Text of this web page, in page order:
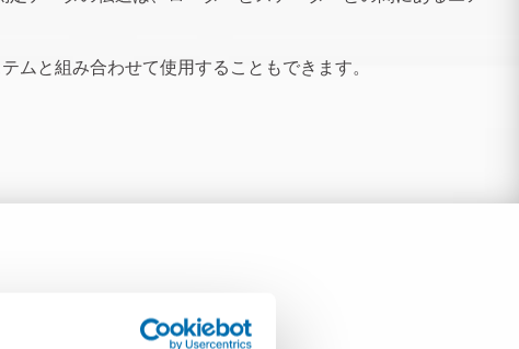
ムと組み合わせて使用することもできます。